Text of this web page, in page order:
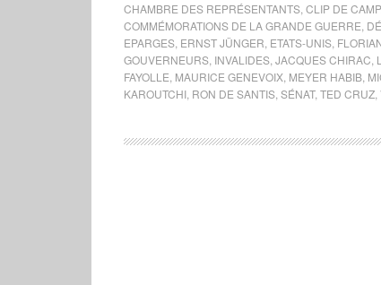
CHAMBRE DES REPRÉSENTANTS CLIP DE
COMMÉMORATIONS DE LA GRANDE GUERRE
EPARGES ERNST JÜNGER ETATS-UNIS
GOUVERNEURS INVALIDES JACQUES CHIRAC
FAYOLLE MAURICE GENEVOIX MEYER HABIB
KAROUTCHI RON DE SANTIS SÉNAT, TED CRUZ